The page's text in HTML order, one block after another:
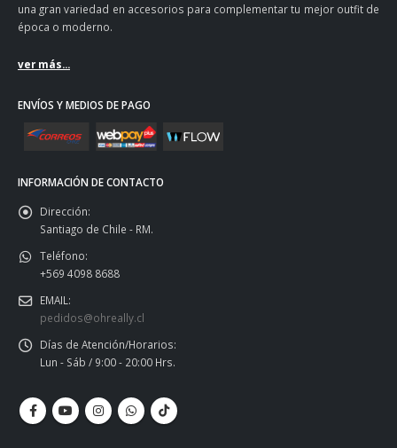
una gran variedad en accesorios para complementar tu mejor outfit de
época o moderno.
ver más...
ENVÍOS Y MEDIOS DE PAGO
INFORMACIÓN DE CONTACTO
Dirección:
Santiago de Chile - RM.
Teléfono:
+569 4098 8688
EMAIL:
pedidos@ohreally.cl
Días de Atención/Horarios:
Lun - Sáb / 9:00 - 20:00 Hrs.